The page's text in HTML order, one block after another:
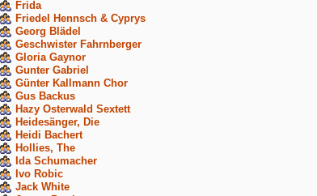
Frida
Friedel Hennsch & Cyprys
Georg Blädel
Geschwister Fahrnberger
Gloria Gaynor
Gunter Gabriel
Günter Kallmann Chor
Gus Backus
Hazy Osterwald Sextett
Heidesänger, Die
Heidi Bachert
Hollies, The
Ida Schumacher
Ivo Robic
Jack White